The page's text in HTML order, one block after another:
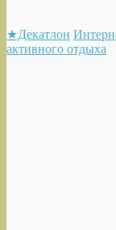
★Декатлон
активного отдыха